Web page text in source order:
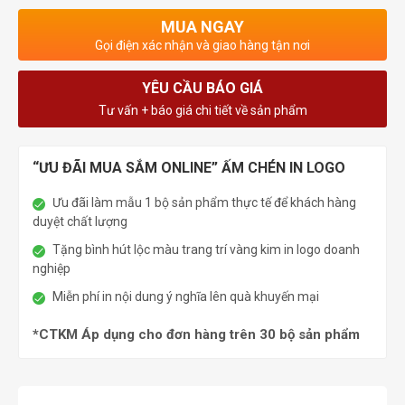
MUA NGAY
Gọi điện xác nhận và giao hàng tận nơi
YÊU CẦU BÁO GIÁ
Tư vấn + báo giá chi tiết về sản phẩm
“ƯU ĐÃI MUA SẮM ONLINE” ẤM CHÉN IN LOGO
Ưu đãi làm mẫu 1 bộ sản phẩm thực tế để khách hàng
duyệt chất lượng
Tặng bình hút lộc màu trang trí vàng kim in logo doanh
nghiệp
Miễn phí in nội dung ý nghĩa lên quà khuyến mại
*CTKM Áp dụng cho đơn hàng trên 30 bộ sản phẩm